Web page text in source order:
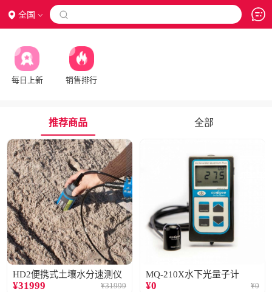
全国 
每日上新 销售排行
推荐商品 全部
HD2便携式土壤水分速测仪
¥31999 ¥31999
MQ-210X水下光量子计
¥0 ¥0